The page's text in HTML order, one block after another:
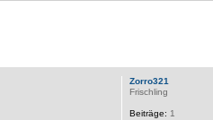
Zorro321
Frischling
Beiträge: 1